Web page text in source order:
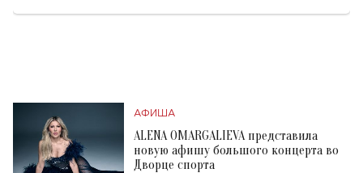
АФИША
ALENA OMARGALIEVA представила
новую афишу большого концерта во
Дворце спорта